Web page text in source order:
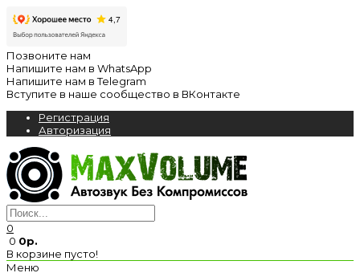
Позвоните нам
Напишите нам в WhatsApp
Напишите нам в Telegram
Вступите в наше сообщество в ВКонтакте
Регистрация
Авторизация
0
0 0р.
В корзине пусто!
Меню